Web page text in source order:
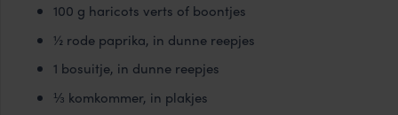
100 g haricots verts of boontjes
½ rode paprika, in dunne reepjes
1 bosuitje, in dunne reepjes
⅓ komkommer, in plakjes